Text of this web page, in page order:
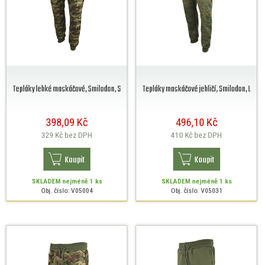
Tepláky lehké maskáčové, Smilodon, S
398,09 Kč
329 Kčbez DPH
Koupit
SKLADEMnejméně 1 ks
Obj. číslo: V05004
Tepláky maskáčové jehličí, Smilodon, L
496,10 Kč
410 Kčbez DPH
Koupit
SKLADEMnejméně 1 ks
Obj. číslo: V05031